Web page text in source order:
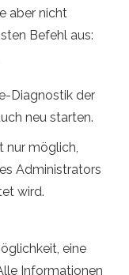
aber nicht
Befehl aus:
Diagnostik der
neu starten.
nur möglich,
Administrators
wird.
eine
Informationen